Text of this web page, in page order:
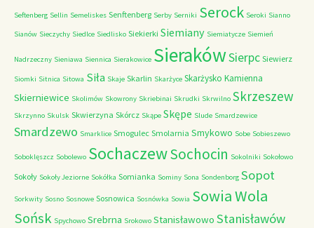
Seftenberg Sellin Semeliskes Senftenberg Serby Serniki Serock Seroki Sianno
Sianów Sieczychy Siedlce Siedlisko Siekierki Siemiany Siemiatycze Siemień
Nadrzeczny Sieniawa Siennica Sierakowice SierakówSierpc Siewierz
Siomki Sitnica Sitowa Siła Skaje Skarlin Skarżyce Skarżysko Kamienna
Skierniewice Skolimów Skowrony Skriebinai Skrudki Skrwilno Skrzeszew
Skrzynno Skulsk Skwierzyna Skórcz Skąpe Skępe Slude Smardzewice
Smardzewo Smarklice Smogulec Smolarnia Smykowo Sobe Sobieszewo
Soboklęszcz Sobolewo SochaczewSochocin Sokolniki Sokołowo
Sokoły Sokoły Jeziorne Sokółka Somianka Sominy Sona Sondenborg Sopot
Sorkwity Sosno Sosnowe Sosnowica Sosnówka Sowia Sowia Wola
Sońsk Spychowo Srebrna Srokowo Stanisławowo Stanisławów